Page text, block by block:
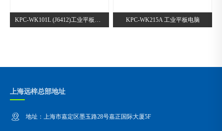
KPC-WK101L (J6412)工业平板电脑 KPC-WK215A 工业平板电脑
上海远梓总部地址
地址：上海市嘉定区墨玉路28号嘉正国际大厦5F